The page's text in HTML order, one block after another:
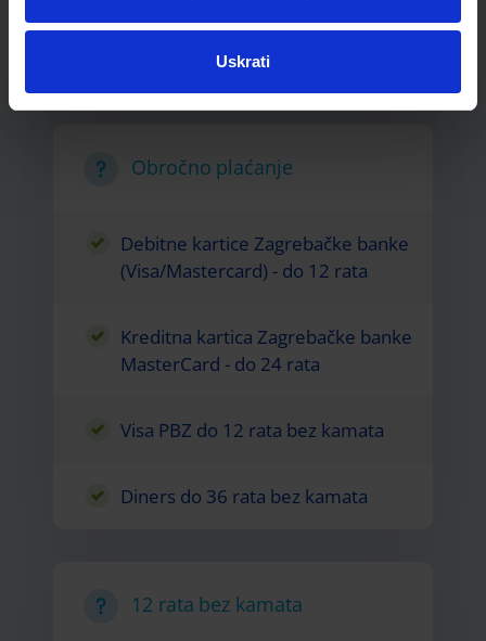
Uskrati
Obročno plaćanje
Debitne kartice Zagrebačke banke
(Visa/Mastercard) - do 12 rata
Kreditna kartica Zagrebačke banke
MasterCard - do 24 rata
Visa PBZ do 12 rata bez kamata
Diners do 36 rata bez kamata
12 rata bez kamata